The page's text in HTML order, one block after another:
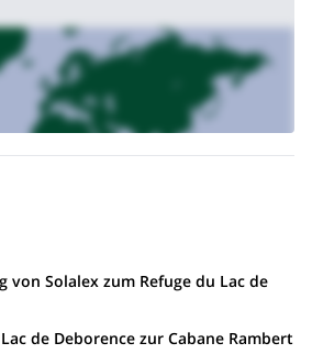
von Solalex zum Refuge du Lac de
Zügen vom Flughafen Genf erreichen
de Deborence zur Cabane Rambert